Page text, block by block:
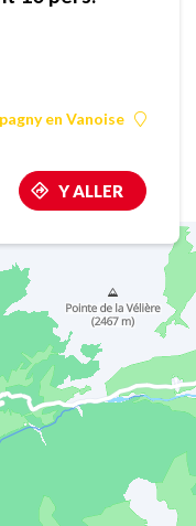
en Vanoise
Y ALLER